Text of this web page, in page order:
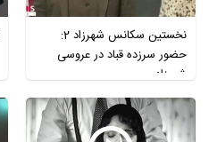
نخستین سکانس شهرزاد 2:
حضور سرزده قباد در عروسی
شهرزاد